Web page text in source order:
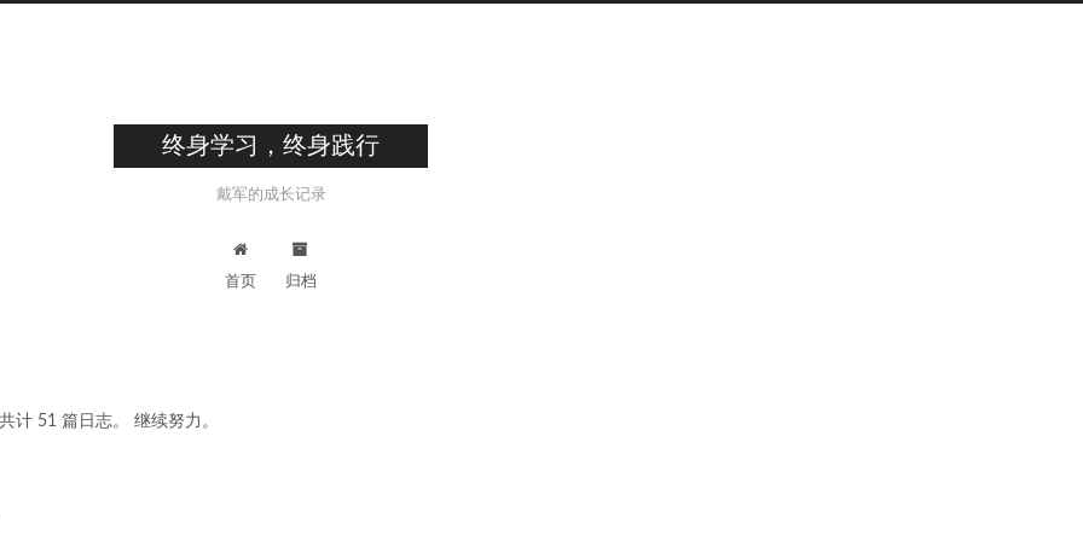
终身学习，终身践行
戴军的成长记录
首页 归档
计 51 篇日志。 继续努力。